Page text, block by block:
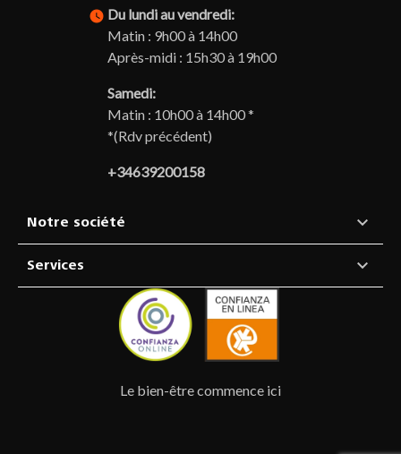
watch_later Du lundi au vendredi:
Matin : 9h00 à 14h00
Après-midi : 15h30 à 19h00
Samedi:
Matin : 10h00 à 14h00 *
*(Rdv précédent)
+34639200158
Notre société 
Services 
Le bien-être commence ici